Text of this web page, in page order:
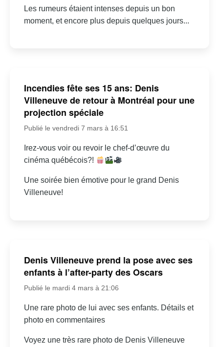
Les rumeurs étaient intenses depuis un bon
moment, et encore plus depuis quelques jours...
Incendies fête ses 15 ans: Denis
Villeneuve de retour à Montréal pour une
projection spéciale
Publié le vendredi 7 mars à 16:51
Irez-vous voir ou revoir le chef-d’œuvre du
cinéma québécois?!
Une soirée bien émotive pour le grand Denis
Villeneuve!
Denis Villeneuve prend la pose avec ses
enfants à l’after-party des Oscars
Publié le mardi 4 mars à 21:06
Une rare photo de lui avec ses enfants. Détails et
photo en commentaires
Voyez une très rare photo de Denis Villeneuve